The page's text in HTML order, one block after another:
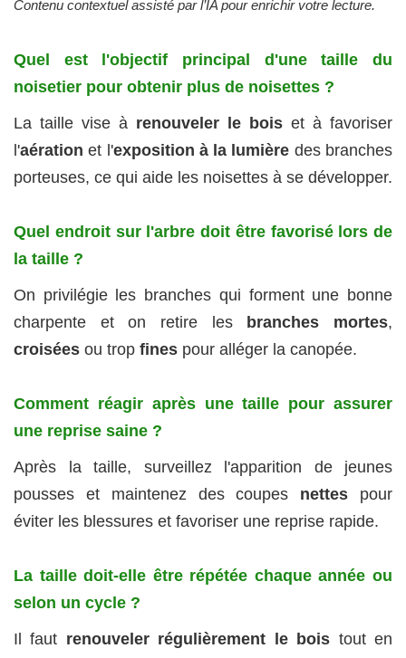
Contenu contextuel assisté par l’IA pour enrichir votre lecture.
Quel est l'objectif principal d'une taille du
noisetier pour obtenir plus de noisettes ?
La taille vise à renouveler le bois et à favoriser
l'aération et l'exposition à la lumière des branches
porteuses, ce qui aide les noisettes à se développer.
Quel endroit sur l'arbre doit être favorisé lors de
la taille ?
On privilégie les branches qui forment une bonne
charpente et on retire les
branches mortes,
croisées ou trop fines pour alléger la canopée.
Comment réagir après une taille pour assurer
une reprise saine ?
Après la taille, surveillez l'apparition de jeunes
pousses et maintenez des coupes nettes pour
éviter les blessures et favoriser une reprise rapide.
La taille doit-elle être répétée chaque année ou
selon un cycle ?
Il faut renouveler régulièrement le bois tout en